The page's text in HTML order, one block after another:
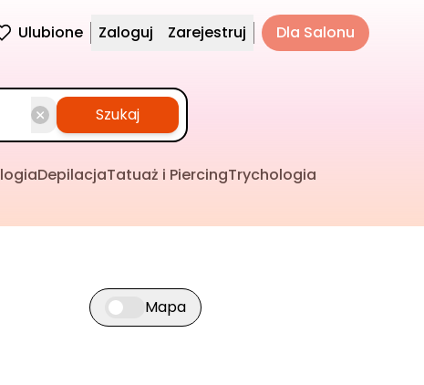
Ulubione Zaloguj Zarejestruj Dla Salonu
Szukaj
DepilacjaTatuaż i PiercingTrychologia
Przełącz widok mapy
Mapa